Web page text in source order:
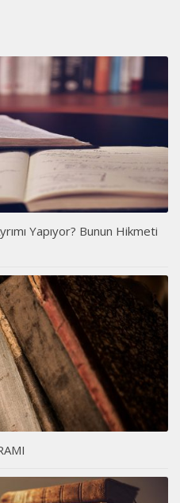
Yapıyor? Bunun Hikmeti